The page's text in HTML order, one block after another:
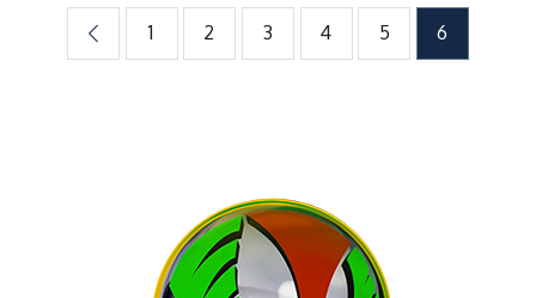
Paginação
1 2 3 4 5 6